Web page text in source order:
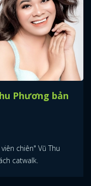
Phương bản
chiên" Vũ Thu
catwalk.